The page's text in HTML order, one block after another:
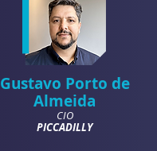
Gustavo Porto de
Almeida
CIO
PICCADILLY